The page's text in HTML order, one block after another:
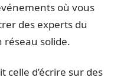
où vous
des experts du
solide.
d’écrire sur des